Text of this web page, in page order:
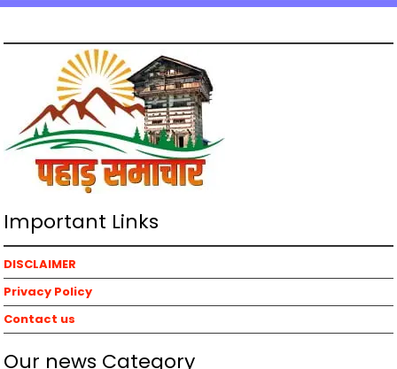
Important Links
DISCLAIMER
Privacy Policy
Contact us
Our news Category